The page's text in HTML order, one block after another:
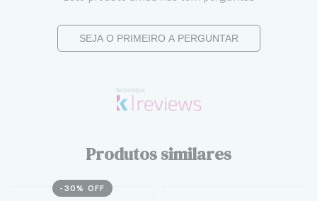
SEJA O PRIMEIRO A PERGUNTAR
Produtos similares
- 30 % OFF